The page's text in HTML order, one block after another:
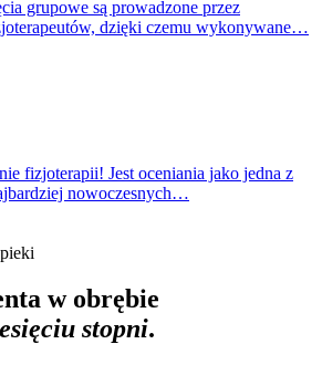
grupowe są prowadzone przez
dzięki czemu wykonywane…
fizjoterapii! Jest oceniania jako jedna z
nowoczesnych…
w obrębie
stopni.